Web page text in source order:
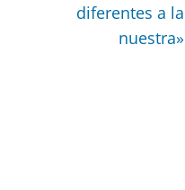
diferentes a la
nuestra»